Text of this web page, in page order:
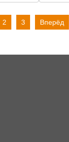
2 3 Вперёд